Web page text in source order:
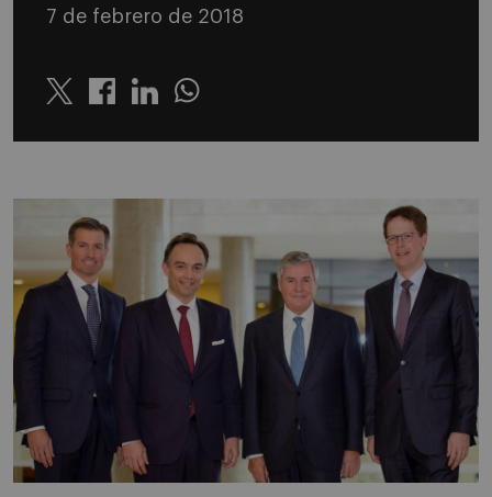
7 de febrero de 2018
Twitter LinkedinWhatsapp